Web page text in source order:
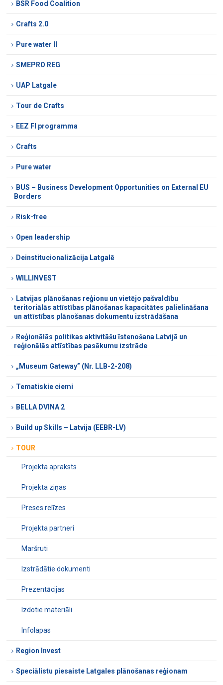
BSR Food Coalition
Crafts 2.0
Pure water II
SMEPRO REG
UAP Latgale
Tour de Crafts
EEZ FI programma
Crafts
Pure water
BUS – Business Development Opportunities on External EU
Borders
Risk-free
Open leadership
Deinstitucionalizācija Latgalē
WILLINVEST
Latvijas plānošanas reģionu un vietējo pašvaldību
teritoriālās attīstības plānošanas kapacitātes palielināšana
un attīstības plānošanas dokumentu izstrādāšana
Reģionālās politikas aktivitāšu īstenošana Latvijā un
reģionālās attīstības pasākumu izstrāde
„Museum Gateway” (Nr. LLB-2-208)
Tematiskie ciemi
BELLA DVINA 2
Build up Skills – Latvija (EEBR-LV)
TOUR
Projekta apraksts
Projekta ziņas
Preses relīzes
Projekta partneri
Maršruti
Izstrādātie dokumenti
Prezentācijas
Izdotie materiāli
Infolapas
Region Invest
Speciālistu piesaiste Latgales plānošanas reģionam